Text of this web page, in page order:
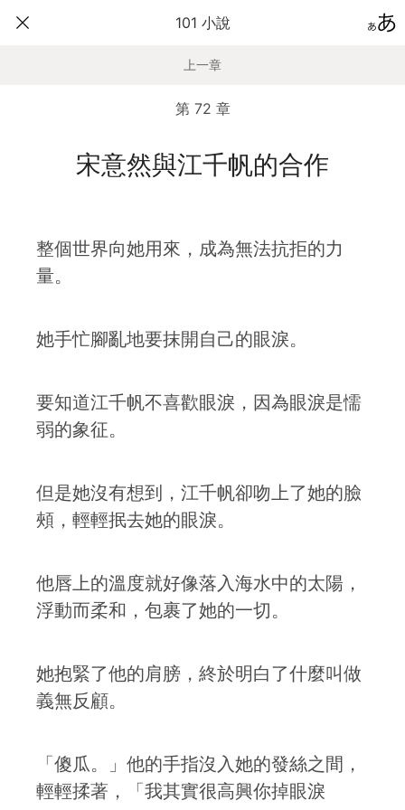
101 小說
上一章
第 72 章
宋意然與江千帆的合作
整個世界向她用來，成為無法抗拒的力
量。
她手忙腳亂地要抹開自己的眼淚。
要知道江千帆不喜歡眼淚，因為眼淚是懦
弱的象征。
但是她沒有想到，江千帆卻吻上了她的臉
頰，輕輕抿去她的眼淚。
他唇上的溫度就好像落入海水中的太陽，
浮動而柔和，包裹了她的一切。
她抱緊了他的肩膀，終於明白了什麼叫做
義無反顧。
「傻瓜。」他的手指沒入她的發絲之間，
輕輕揉著，「我其實很高興你掉眼淚